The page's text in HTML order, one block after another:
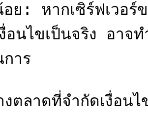
อย: หากเซิร์ฟเวอ
อนไขเป็นจริง อาจ
การ
งตลาดที่จำกัดเงื่อน